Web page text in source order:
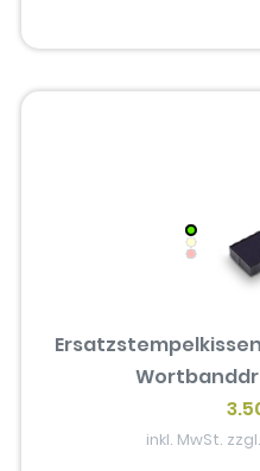
inkl. MwSt.